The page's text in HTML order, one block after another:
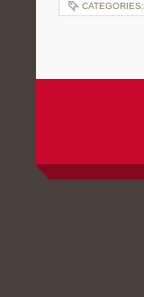
CATEGORIES: